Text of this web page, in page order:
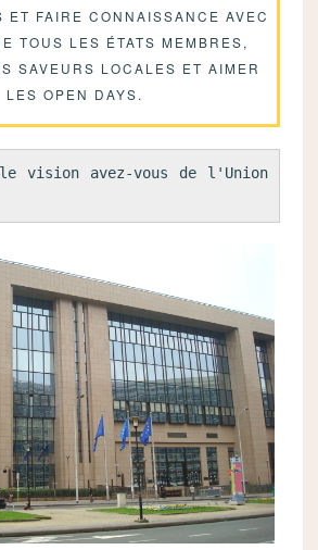
ET FAIRE CONNAISSANCE AVEC
TOUS LES ÉTATS MEMBRES,
SAVEURS LOCALES ET AIMER
LES OPEN DAYS.
vision avez-vous de l'Union